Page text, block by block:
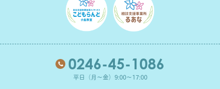
0246-45-1086
平日（月～金）9:00～17:00